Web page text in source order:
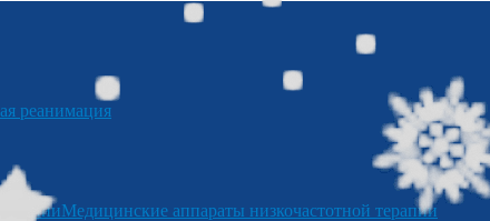
реанимация
Медицинские аппараты низкочастотной терапии